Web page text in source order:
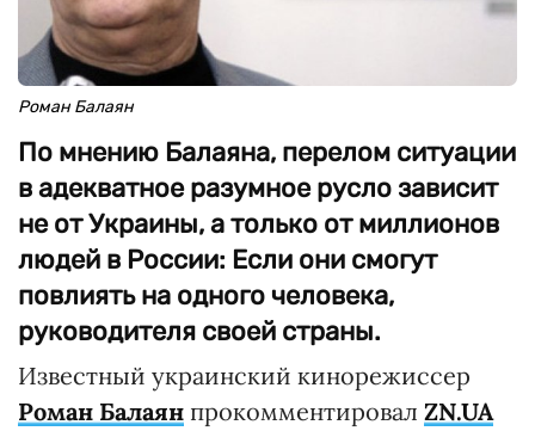
Роман Балаян
По мнению Балаяна, перелом ситуации
в адекватное разумное русло зависит
не от Украины, а только от миллионов
людей в России: Если они смогут
повлиять на одного человека,
руководителя своей страны.
Известный украинский кинорежиссер
Роман Балаян прокомментировал ZN.UA